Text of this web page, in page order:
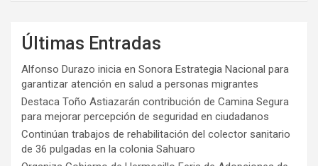
Últimas Entradas
Alfonso Durazo inicia en Sonora Estrategia Nacional para
garantizar atención en salud a personas migrantes
Destaca Toño Astiazarán contribución de Camina Segura
para mejorar percepción de seguridad en ciudadanos
Continúan trabajos de rehabilitación del colector sanitario
de 36 pulgadas en la colonia Sahuaro